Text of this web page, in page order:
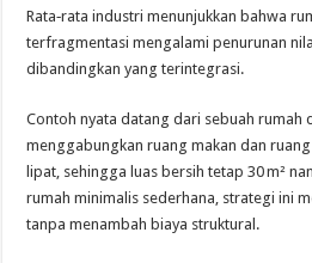
Rata‑rata industri menunjukkan bahwa
terfragmentasi mengalami penurunan
dibandingkan yang terintegrasi.
Contoh nyata datang dari sebuah rumah
menggabungkan ruang makan dan
lipat, sehingga luas bersih tetap 30 m²
rumah minimalis sederhana, strategi ini
tanpa menambah biaya struktural.